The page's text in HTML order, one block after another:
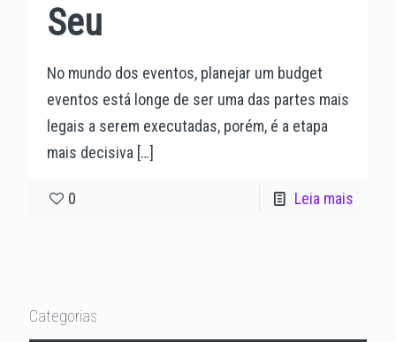
Seu
No mundo dos eventos, planejar um budget
eventos está longe de ser uma das partes mais
legais a serem executadas, porém, é a etapa
mais decisiva […]
0 Leia mais
Categorias